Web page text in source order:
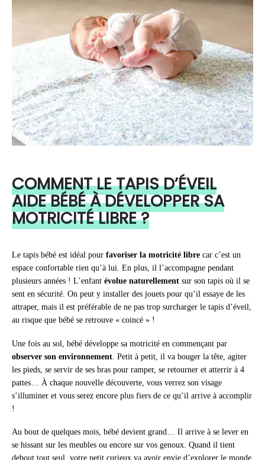
COMMENT LE TAPIS D’ÉVEIL
AIDE BÉBÉ À DÉVELOPPER SA
MOTRICITÉ LIBRE ?
Le tapis bébé est idéal pour favoriser la motricité libre car c’est un
espace confortable rien qu’à lui. En plus, il l’accompagne pendant
plusieurs années ! L’enfant évolue naturellement sur son tapis où il se
sent en sécurité. On peut y installer des jouets pour qu’il essaye de les
attraper, mais il est préférable de ne pas trop surcharger le tapis d’éveil,
au risque que bébé se retrouve « coincé » !
Une fois au sol, bébé développe sa motricité en commençant par
observer son environnement . Petit à petit, il va bouger la tête, agiter
les pieds, se servir de ses bras pour ramper, se retourner et atterrir à 4
pattes… À chaque nouvelle découverte, vous verrez son visage
s’illuminer et vous serez encore plus fiers de ce qu’il arrive à accomplir
!
Au bout de quelques mois, bébé devient grand… Il arrive à se lever en
se hissant sur les meubles ou encore sur vos genoux. Quand il tient
debout tout seul, votre petit curieux va avoir envie d’explorer le monde